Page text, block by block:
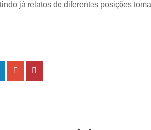
já relatos de diferentes posições